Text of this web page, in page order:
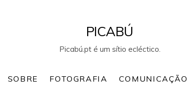
PICABÚ
Picabú.pt é um sítio ecléctico.
SOBRE FOTOGRAFIA COMUNICAÇÃO